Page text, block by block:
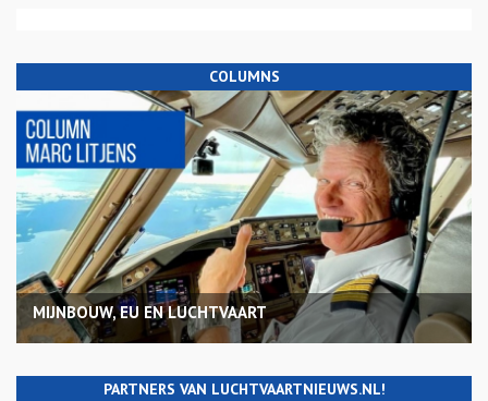
COLUMNS
MIJNBOUW, EU EN LUCHTVAART
PARTNERS VAN LUCHTVAARTNIEUWS.NL!